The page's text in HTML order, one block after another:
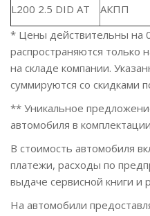
L200 2.5 DID AT
АКПП
* Цены действительны на
распространяются только
на складе компании.
суммируются со скидками
** Уникальное
автомобиля в
В стоимость автомобиля
платежи, расходы по
выдаче сервисной книги и
На автомобили